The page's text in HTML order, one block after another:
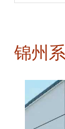
锦州